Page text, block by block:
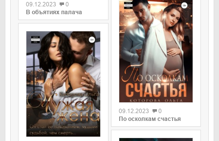
09.12.2023
0
В объятиях палача
09.12.2023
0
По осколкам счастья